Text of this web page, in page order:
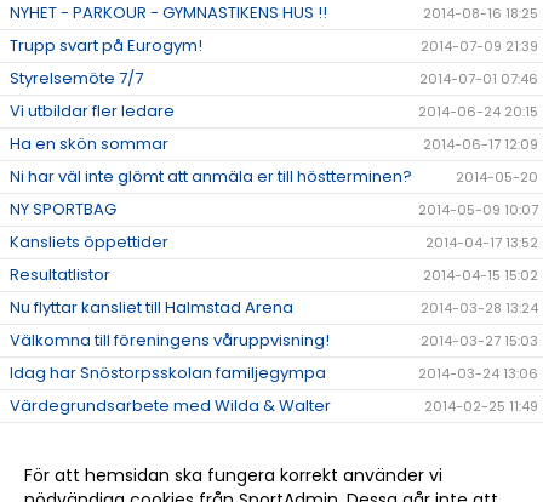
NYHET - PARKOUR - GYMNASTIKENS HUS !! 2014-08-16 18:25
Trupp svart på Eurogym! 2014-07-09 21:39
Styrelsemöte 7/7 2014-07-01 07:46
Vi utbildar fler ledare 2014-06-24 20:15
Ha en skön sommar 2014-06-17 12:09
Ni har väl inte glömt att anmäla er till höstterminen? 2014-05-20
NY SPORTBAG 2014-05-09 10:07
Kansliets öppettider 2014-04-17 13:52
Resultatlistor 2014-04-15 15:02
Nu flyttar kansliet till Halmstad Arena 2014-03-28 13:24
Välkomna till föreningens våruppvisning! 2014-03-27 15:03
Idag har Snöstorpsskolan familjegympa 2014-03-24 13:06
Värdegrundsarbete med Wilda & Walter 2014-02-25 11:49
Tack till alla ledare! 2013-12-12 13:36
För att hemsidan ska fungera korrekt använder vi